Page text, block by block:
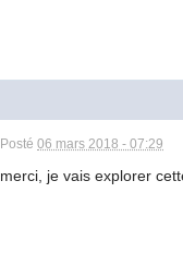
Posté 06 mars 2018 - 07:29
merci, je vais explorer